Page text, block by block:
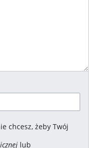
chcesz, żeby Twój
lub